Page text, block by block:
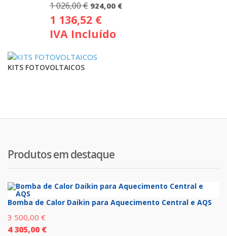
1 026,00€ O
preço
original
1
924,00 €O
1 136,52 €
IVA Incluído
KITS FOTOVOLTAICOS
Produtos em destaque
Bomba de Calor Daikin para Aquecimento Central e AQS
3 500,00 €
4 305,00 €